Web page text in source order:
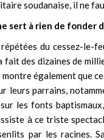
soudanaise, il ne
sert à rien de fonder
du cessez-le-
fait des dizaines de
montre également que
leurs parrains,
sur les fonts
à ce triste
par les racines.